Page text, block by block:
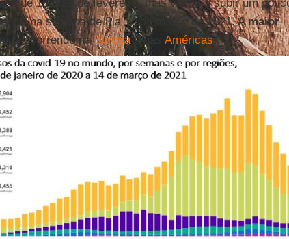
de 15 a 21 de fevereiro, mas voltou a subir um
na semana de 8 a 14 de março de 2021. Amaior
ocorrendo naEuropae nas Américas.